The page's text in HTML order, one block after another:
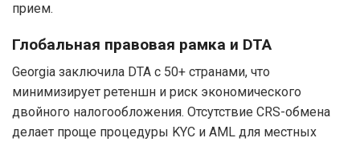
прием.
Глобальная правовая рамка и DTA
Georgia заключила DTA с 50+ странами, что
минимизирует ретеншн и риск экономического
двойного налогообложения. Отсутствие CRS-обмена
делает проще процедуры KYC и AML для местных